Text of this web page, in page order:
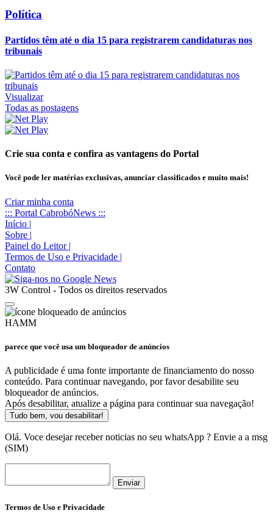
Política
Partidos têm até o dia 15 para registrarem candidaturas nos
tribunais
Visualizar
Todas as postagens
Crie sua conta e confira as vantagens do Portal
Você pode ler matérias exclusivas, anunciar classificados e muito mais!
Criar minha conta
::: Portal CabrobóNews :::
Início |
Sobre |
Painel do Leitor |
Termos de Uso e Privacidade |
Contato
3W Control - Todos os direitos reservados
HAMM
parece que você usa um bloqueador de anúncios
A publicidade é uma fonte importante de financiamento do nosso
conteúdo. Para continuar navegando, por favor desabilite seu
bloqueador de anúncios.
Após desabilitar, atualize a página para continuar sua navegação!
Tudo bem, vou desabilitar!
Olá. Voce desejar receber noticias no seu whatsApp ? Envie a a msg
(SIM)
Enviar
Termos de Uso e Privacidade